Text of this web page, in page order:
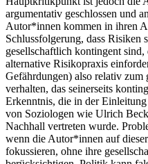
argumentativ geschlossen und
Autor*innen kommen in ihren
Schlussfolgerung, dass Risiken
gesellschaftlich kontingent
alternative Risikopraxis
Gefährdungen) also relativ zum
verhalten, das seinerseits
Erkenntnis, die in der
von Soziologen wie Ulrich
Nachhall vertreten wurde.
wenn die Autor*innen auf
fokussieren, ohne ihre